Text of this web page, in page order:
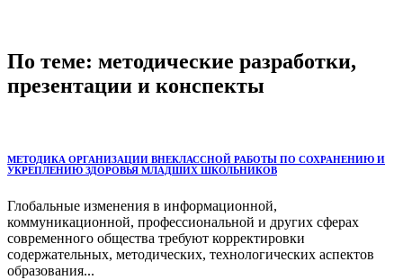
По теме: методические разработки,
презентации и конспекты
МЕТОДИКА ОРГАНИЗАЦИИ ВНЕКЛАССНОЙ РАБОТЫ ПО СОХРАНЕНИЮ И
УКРЕПЛЕНИЮ ЗДОРОВЬЯ МЛАДШИХ ШКОЛЬНИКОВ
Глобальные изменения в информационной,
коммуникационной, профессиональной и других сферах
современного общества требуют корректировки
содержательных, методических, технологических аспектов
образования...